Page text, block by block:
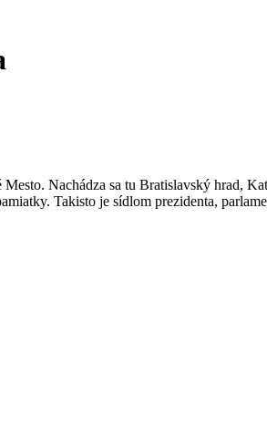
Nachádza sa tu Bratislavský hrad,
Takisto je sídlom prezidenta,